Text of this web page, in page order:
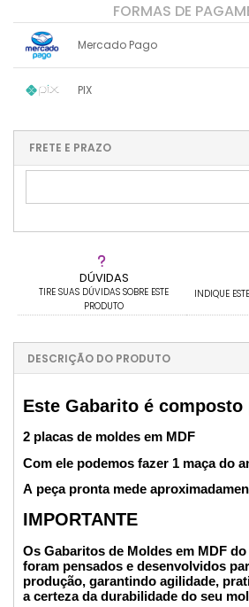
DÚVIDAS
TIRE SUAS DÚVIDAS SOBRE ESTE
PRODUTO
INDIQUE
FORMAS DE
Mercado Pago
PIX
...
FRETE E PRAZO
DESCRIÇÃO DO PRODUTO
Este Gabarito é composto
2 placas de moldes em MDF
Com ele podemos fazer 1 maça do
A peça pronta mede
IMPORTANTE
Os Gabaritos de Moldes em MDF
foram pensados e desenvolvidos
produção, garantindo agilidade,
a certeza da durabilidade do seu